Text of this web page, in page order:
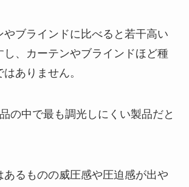
やブラインドに比べると若干高い
し、カーテンやブラインドほど種
ありません。
の中で最も調光しにくい製品だと
あるものの威圧感や圧迫感が出や